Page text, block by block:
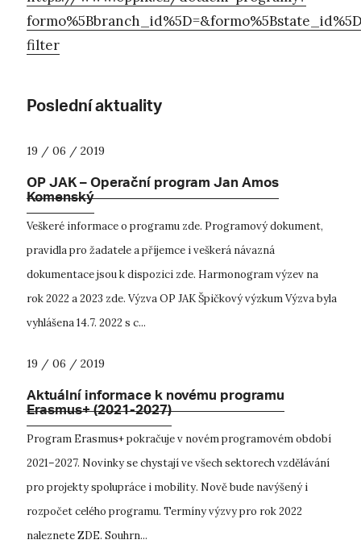
filter
Poslední aktuality
19 / 06 / 2019
OP JAK – Operační program Jan Amos
Komenský
Veškeré informace o programu zde. Programový dokument,
pravidla pro žadatele a příjemce i veškerá návazná
dokumentace jsou k dispozici zde. Harmonogram výzev na
rok 2022 a 2023 zde. Výzva OP JAK Špičkový výzkum Výzva byla
vyhlášena 14.7. 2022 s c...
19 / 06 / 2019
Aktuální informace k novému programu
Erasmus+ (2021-2027)
Program Erasmus+ pokračuje v novém programovém období
2021–2027. Novinky se chystají ve všech sektorech vzdělávání
pro projekty spolupráce i mobility. Nově bude navýšený i
rozpočet celého programu. Termíny výzvy pro rok 2022
naleznete ZDE. Souhrn...